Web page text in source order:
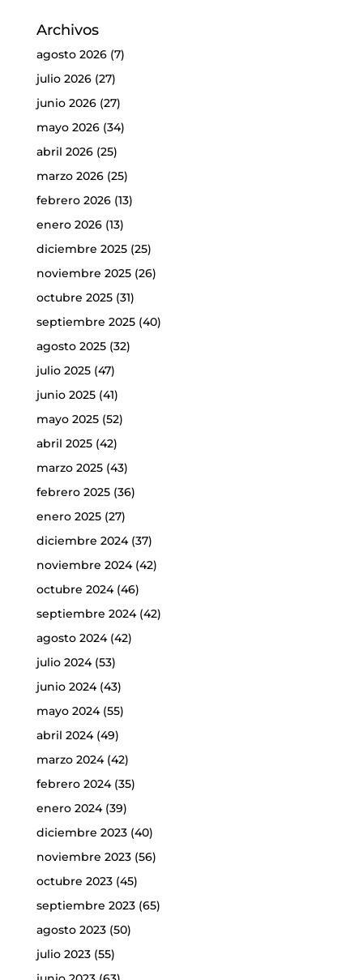
Archivos
agosto 2026(7)
julio 2026(27)
junio 2026(27)
mayo 2026(34)
abril 2026(25)
marzo 2026(25)
febrero 2026(13)
enero 2026(13)
diciembre 2025(25)
noviembre 2025(26)
octubre 2025(31)
septiembre 2025(40)
agosto 2025(32)
julio 2025(47)
junio 2025(41)
mayo 2025(52)
abril 2025(42)
marzo 2025(43)
febrero 2025(36)
enero 2025(27)
diciembre 2024(37)
noviembre 2024(42)
octubre 2024(46)
septiembre 2024(42)
agosto 2024(42)
julio 2024(53)
junio 2024(43)
mayo 2024(55)
abril 2024(49)
marzo 2024(42)
febrero 2024(35)
enero 2024(39)
diciembre 2023(40)
noviembre 2023(56)
octubre 2023(45)
septiembre 2023(65)
agosto 2023(50)
julio 2023(55)